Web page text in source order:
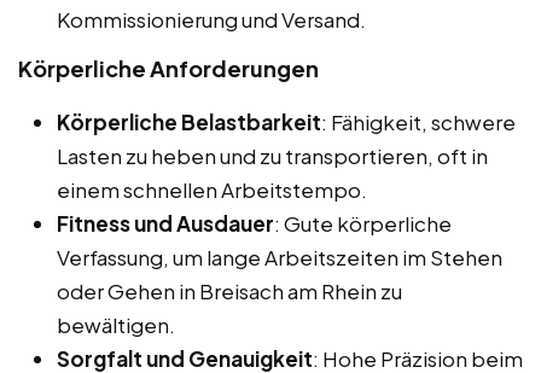
Kommissionierung und Versand.
Körperliche Anforderungen
Körperliche Belastbarkeit: Fähigkeit, schwere
Lasten zu heben und zu transportieren, oft in
einem schnellen Arbeitstempo.
Fitness und Ausdauer: Gute körperliche
Verfassung, um lange Arbeitszeiten im Stehen
oder Gehen in Breisach am Rhein zu
bewältigen.
Sorgfalt und Genauigkeit: Hohe Präzision beim